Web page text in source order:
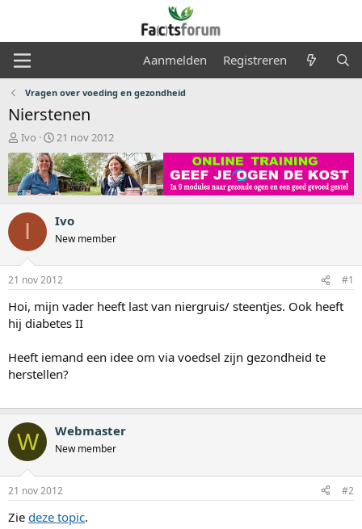
Aanmelden Registreren
Vragen over voeding en gezondheid
Nierstenen
O
n
d
e
r
w
p
s
t
r
t
r
Ivo
S
t
a
r
t
a
t
m
21 nov 2012
I Ivo
New member
21 nov 2012 #1
Hoi, mijn vader heeft last van niergruis/ steentjes. Ook heeft
hij diabetes II
Heeft iemand een idee om via voedsel zijn gezondheid te
herstellen?
W Webmaster
New member
21 nov 2012 #2
Zie deze topic.